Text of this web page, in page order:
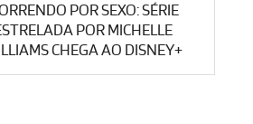
POR SEXO: SÉRIE
POR MICHELLE
CHEGA AO DISNEY+